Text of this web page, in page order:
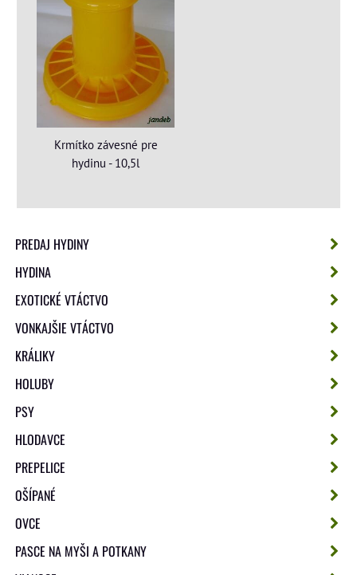
Krmítko závesné pre
hydinu - 10,5l
PREDAJ HYDINY
HYDINA
EXOTICKÉ VTÁCTVO
VONKAJŠIE VTÁCTVO
KRÁLIKY
HOLUBY
PSY
HLODAVCE
PREPELICE
OŠÍPANÉ
OVCE
PASCE NA MYŠI A POTKANY